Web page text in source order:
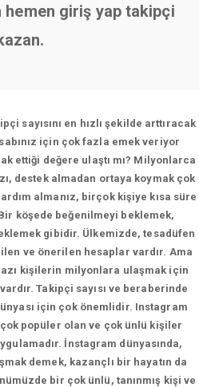
giriş yap takipçi
sayısını en hızlı şekilde arttıracak
için çok fazla emek veriyor
ettiği değere ulaştı mı? Milyonlarca
destek almadan ortaya koymak çok
almanız, birçok kişiye kısa süre
köşede beğenilmeyi beklemek,
gibidir. Ülkemizde, tesadüfen
ve önerilen hesaplar vardır. Ama
kişilerin milyonlara ulaşmak için
Takipçi sayısı ve beraberinde
için çok önemlidir. Instagram
popüler olan ve çok ünlü kişiler
İnstagram dünyasında,
demek, kazançlı bir hayatın da
bir çok ünlü, tanınmış kişi ve